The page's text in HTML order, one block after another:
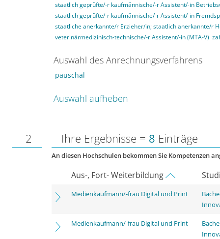
staatlich geprüfte/-r kaufmännische/-r Assistent/-in
staatlich geprüfte/-r kaufmännische/-r Assistent/-in
staatliche anerkannte/r Erzieher/in; staatlich anerkannte/r
veterinärmedizinisch-technische/-r Assistent/-in (MTA-V)
Auswahl des Anrechnungsverfahrens
pauschal
Auswahl aufheben
2 Ihre Ergebnisse = 8 Einträge
An diesen Hochschulen bekommen Sie Kompetenzen
Aus-, Fort- Weiterbildung
Medienkaufmann/-frau Digital und Print
Medienkaufmann/-frau Digital und Print